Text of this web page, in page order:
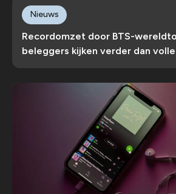
Recordomzet door BTS-
beleggers kijken verder dan
Nieuws